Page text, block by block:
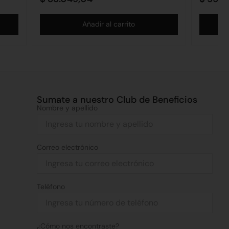
Añadir al carrito
Sumate a nuestro Club de Beneficios
Nombre y apellido
Correo electrónico
Teléfono
¿Cómo nos encontraste?